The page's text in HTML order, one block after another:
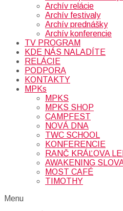
Archív relácie
Archív festivaly
Archív prednášky
Archív konferencie
TV PROGRAM
KDE NÁS NALADÍTE
RELÁCIE
PODPORA
KONTAKTY
MPKs
MPKS
MPKS SHOP
CAMPFEST
NOVÁ DNA
TWC SCHOOL
KONFERENCIE
RANČ KRÁĽOVA
AWAKENING
MOST CAFÉ
TIMOTHY
Menu